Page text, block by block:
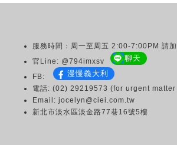
服務時間：周一至周五 2:00-7:00PM 請
官Line: @794imxsv
聊天
FB: 漫慢義大利
電話: (02) 29219573 (for urgent
Email: jocelyn@ciei.com.tw
新北市淡水區淡金路77巷16號5樓